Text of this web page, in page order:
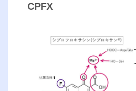
CPFX